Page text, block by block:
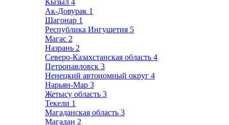
Кызыл 4
Ак-Довурак 1
Шагонар 1
Республика Ингушетия 5
Магас 2
Назрань 2
Северо-Казахстанская область 4
Петропавловск 3
Ненецкий автономный округ 4
Нарьян-Мар 3
Жетысу область 3
Текели 1
Магаданская область 3
Магадан 2